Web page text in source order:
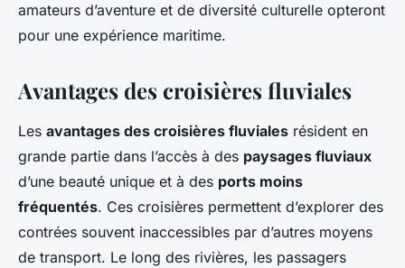
amateurs d’aventure et de diversité culturelle opteront
pour une expérience maritime.
Avantages des croisières fluviales
Les avantages des croisières fluviales résident en
grande partie dans l’accès à des paysages fluviaux
d’une beauté unique et à des ports moins
fréquentés. Ces croisières permettent d’explorer des
contrées souvent inaccessibles par d’autres moyens
de transport. Le long des rivières, les passagers